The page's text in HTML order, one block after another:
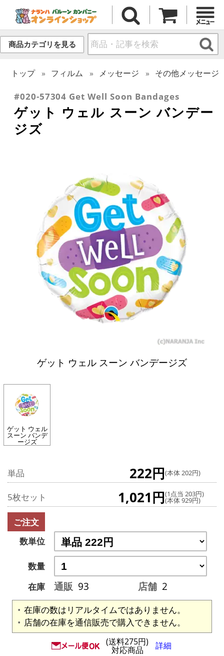
商品カテゴリを見る
トップ フィルム メッセージ その他メッセージ
#020-57304 Get Well Soon Bandages
ゲット ウェル スーン バンデー
ジズ
ゲット ウェル スーン バンデージズ
ゲット ウェル
スーン バンデ
ージズ
単品 222円(本体 202円)
5枚セット 1,021円(1点当 203円)
(本体 929円)
ご注文
数単位
数量
在庫
通販 93 店舗 2
在庫の数はリアルタイムではありません。
店舗の在庫を通信販売で購入できません。
(送料275円)
対応商品 詳細